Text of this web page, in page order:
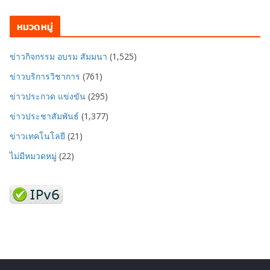
หมวดหมู่
ข่าวกิจกรรม อบรม สัมมนา (1,525)
ข่าวบริการวิชาการ (761)
ข่าวประกวด แข่งขัน (295)
ข่าวประชาสัมพันธ์ (1,377)
ข่าวเทคโนโลยี (21)
ไม่มีหมวดหมู่ (22)